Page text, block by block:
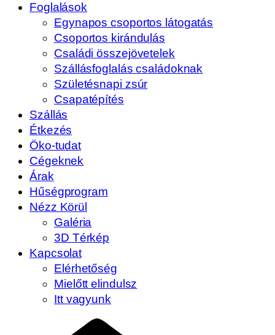
Foglalások
Egynapos csoportos látogatás
Csoportos kirándulás
Családi összejövetelek
Szállásfoglalás családoknak
Születésnapi zsúr
Csapatépítés
Szállás
Étkezés
Öko-tudat
Cégeknek
Árak
Hűségprogram
Nézz Körül
Galéria
3D Térkép
Kapcsolat
Elérhetőség
Mielőtt elindulsz
Itt vagyunk